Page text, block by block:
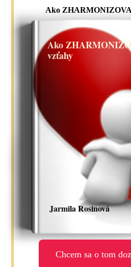
Ako
Ako
vzťahy
Jarmila Rosinová
Chcem sa o tom